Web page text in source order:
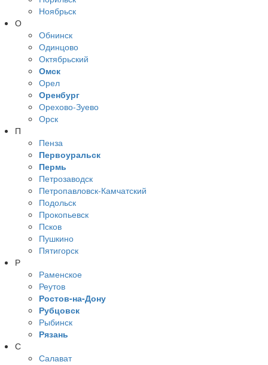
Ноябрьск
О
Обнинск
Одинцово
Октябрьский
Омск
Орел
Оренбург
Орехово-Зуево
Орск
П
Пенза
Первоуральск
Пермь
Петрозаводск
Петропавловск-Камчатский
Подольск
Прокопьевск
Псков
Пушкино
Пятигорск
Р
Раменское
Реутов
Ростов-на-Дону
Рубцовск
Рыбинск
Рязань
С
Салават